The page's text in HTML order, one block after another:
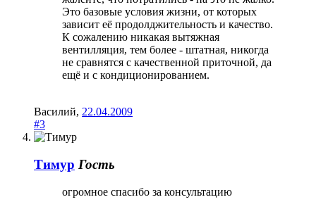
Это базовые условия жизни, от которых
зависит её продолджительность и качество.
К сожалению никакая вытяжная
вентилляция, тем более - штатная, никогда
не сравнятся с качественной приточной, да
ещё и с кондиционированием.
Василий, 22.04.2009
#3
Тимур Гость
огромное спасибо за консультацию